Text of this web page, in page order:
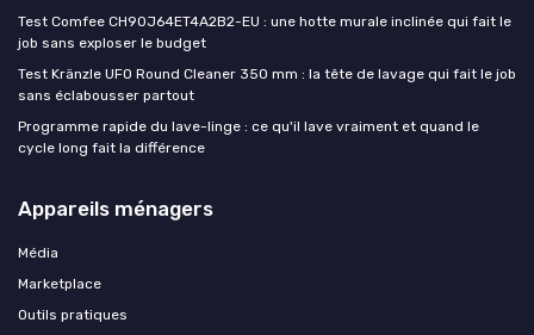
Test Comfee CH90J64ET4A2B2-EU : une hotte murale inclinée qui fait le
job sans exploser le budget
Test Kränzle UFO Round Cleaner 350 mm : la tête de lavage qui fait le job
sans éclabousser partout
Programme rapide du lave-linge : ce qu'il lave vraiment et quand le
cycle long fait la différence
Appareils ménagers
Média
Marketplace
Outils pratiques